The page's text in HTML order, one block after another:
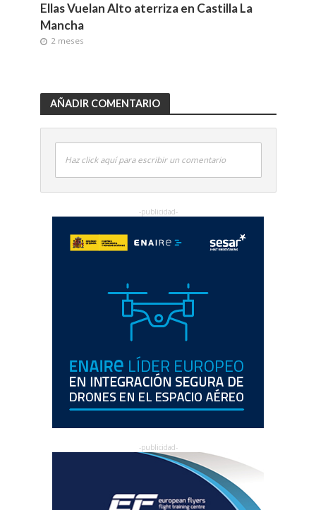
Ellas Vuelan Alto aterriza en Castilla La
Mancha
2 meses
AÑADIR COMENTARIO
Haz click aquí para escribir un comentario